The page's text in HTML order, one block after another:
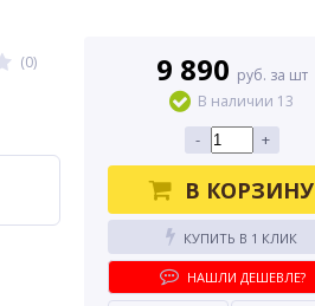
(0) 9 890 руб. за шт
В наличии 13
- +
В КОРЗИНУ
КУПИТЬ В 1 КЛИК
НАШЛИ ДЕШЕВЛЕ?